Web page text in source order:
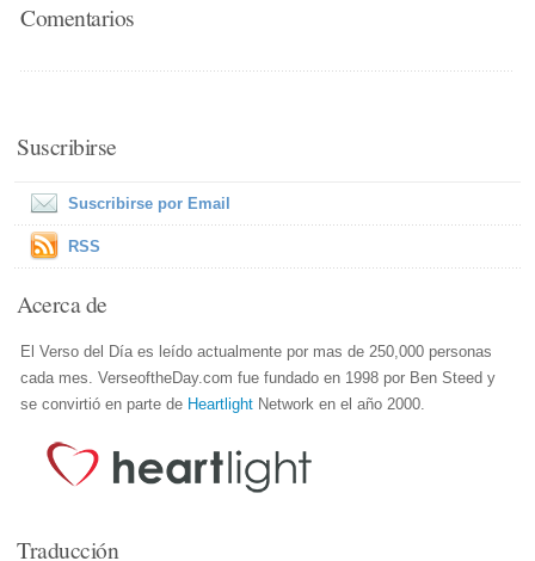
Comentarios
Suscribirse
Suscribirse por Email
RSS
Acerca de
El Verso del Día es leído actualmente por mas de 250,000 personas
cada mes. VerseoftheDay.com fue fundado en 1998 por Ben Steed y
se convirtió en parte de Heartlight Network en el año 2000.
Traducción